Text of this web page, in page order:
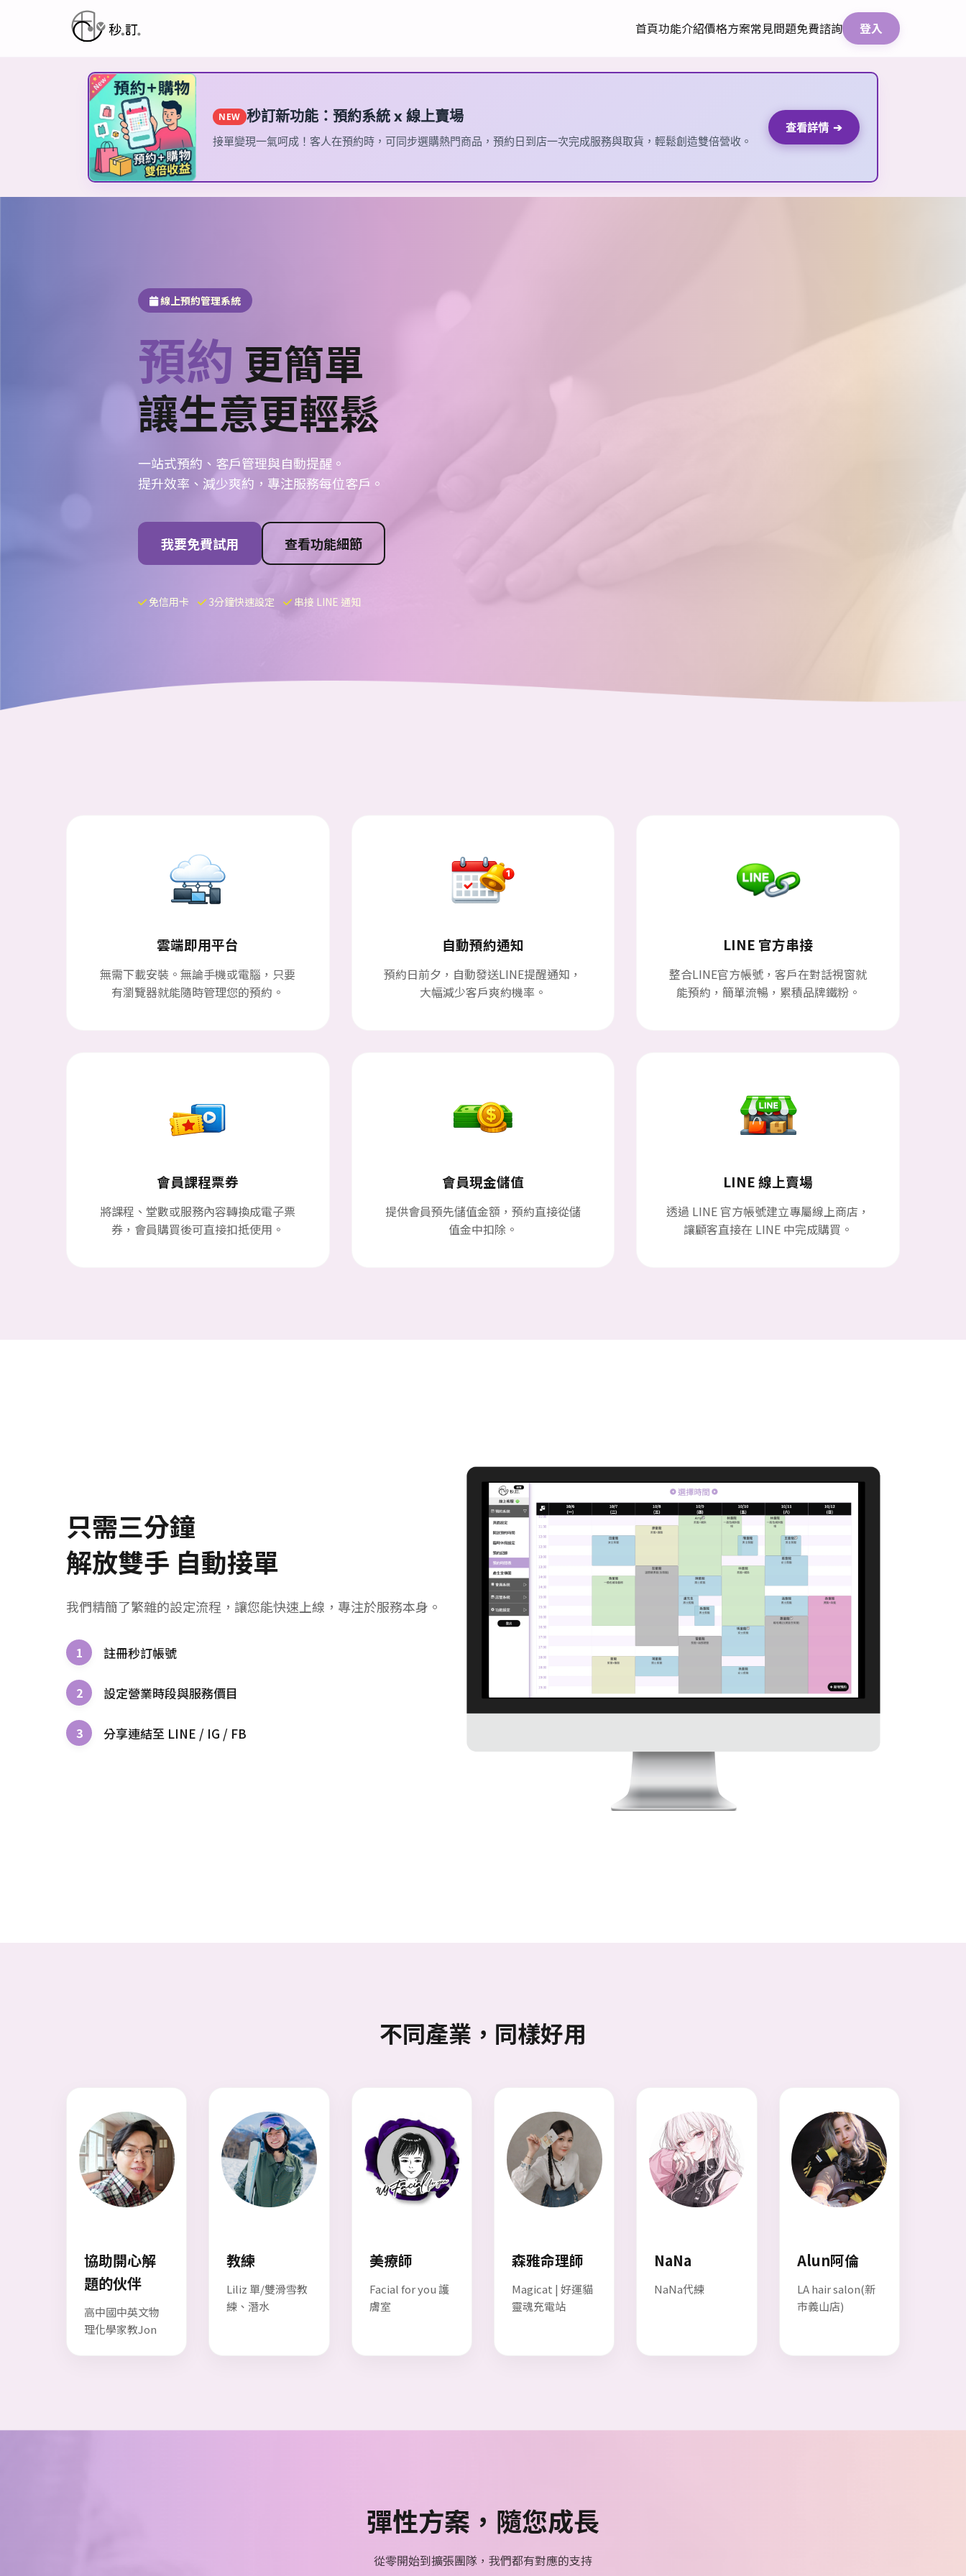
首頁功能介紹價格方案常見問題免費諮詢 登入
NEW 秒訂新功能：預約系統 x 線上賣場
接單變現一氣呵成！客人在預約時，可同步選購熱門商品，預約日到店一次完成服務與取貨，輕鬆創造雙倍營收。
查看詳情 ➔
線上預約管理系統
預約 更簡單
讓生意更輕鬆
一站式預約、客戶管理與自動提醒。
提升效率、減少爽約，專注服務每位客戶。
我要免費試用 查看功能細節
免信用卡 3分鐘快速設定 串接 LINE 通知
雲端即用平台
無需下載安裝。無論手機或電腦，只要
有瀏覽器就能隨時管理您的預約。
自動預約通知
預約日前夕，自動發送LINE提醒通知，
大幅減少客戶爽約機率。
LINE 官方串接
整合LINE官方帳號，客戶在對話視窗就
能預約，簡單流暢，累積品牌鐵粉。
會員課程票券
將課程、堂數或服務內容轉換成電子票
券，會員購買後可直接扣抵使用。
會員現金儲值
提供會員預先儲值金額，預約直接從儲
值金中扣除。
LINE 線上賣場
透過 LINE 官方帳號建立專屬線上商店，
讓顧客直接在 LINE 中完成購買。
只需三分鐘
解放雙手 自動接單
我們精簡了繁雜的設定流程，讓您能快速上線，專注於服務本身。
1 註冊秒訂帳號
2 設定營業時段與服務價目
3 分享連結至 LINE / IG / FB
不同產業，同樣好用
協助開心解
題的伙伴
高中國中英文物
理化學家教Jon
教練
Liliz 單/雙滑雪教
練、潛水
美療師
Facial for you 護
膚室
森雅命理師
Magicat | 好運貓
靈魂充電站
NaNa
NaNa代練
Alun阿倫
LA hair salon(新
市義山店)
彈性方案，隨您成長
從零開始到擴張團隊，我們都有對應的支持